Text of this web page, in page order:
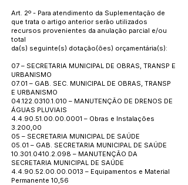
Art. 2º - Para atendimento da Suplementação de
que trata o artigo anterior serão utilizados
recursos provenientes da anulação parcial e/ou
total
da(s) seguinte(s) dotação(ões) orçamentária(s):
07 – SECRETARIA MUNICIPAL DE OBRAS, TRANSP E
URBANISMO
07.01 – GAB. SEC. MUNICIPAL DE OBRAS, TRANSP
E URBANISMO
04.122.0310.1.010 – MANUTENÇÃO DE DRENOS DE
ÁGUAS PLUVIAIS
4.4.90.51.00.00.0001 – Obras e Instalações
3.200,00
05 – SECRETARIA MUNICIPAL DE SAÚDE
05.01 – GAB. SECRETARIA MUNICIPAL DE SAÚDE
10.301.0410.2.098 – MANUTENÇÃO DA
SECRETARIA MUNICIPAL DE SAÚDE
4.4.90.52.00.00.0013 – Equipamentos e Material
Permanente 10,56